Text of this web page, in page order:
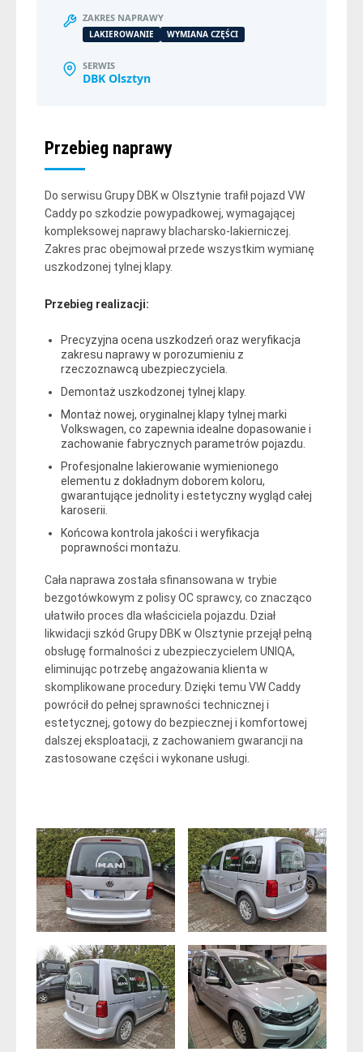
ZAKRES NAPRAWY
LAKIEROWANIE WYMIANA CZĘŚCI
SERWIS
DBK Olsztyn
Przebieg naprawy
Do serwisu Grupy DBK w Olsztynie trafił pojazd VW
Caddy po szkodzie powypadkowej, wymagającej
kompleksowej naprawy blacharsko-lakierniczej.
Zakres prac obejmował przede wszystkim wymianę
uszkodzonej tylnej klapy.
Przebieg realizacji:
Precyzyjna ocena uszkodzeń oraz weryfikacja
zakresu naprawy w porozumieniu z
rzeczoznawcą ubezpieczyciela.
Demontaż uszkodzonej tylnej klapy.
Montaż nowej, oryginalnej klapy tylnej marki
Volkswagen, co zapewnia idealne dopasowanie i
zachowanie fabrycznych parametrów pojazdu.
Profesjonalne lakierowanie wymienionego
elementu z dokładnym doborem koloru,
gwarantujące jednolity i estetyczny wygląd całej
karoserii.
Końcowa kontrola jakości i weryfikacja
poprawności montażu.
Cała naprawa została sfinansowana w trybie
bezgotówkowym z polisy OC sprawcy, co znacząco
ułatwiło proces dla właściciela pojazdu. Dział
likwidacji szkód Grupy DBK w Olsztynie przejął pełną
obsługę formalności z ubezpieczycielem UNIQA,
eliminując potrzebę angażowania klienta w
skomplikowane procedury. Dzięki temu VW Caddy
powrócił do pełnej sprawności technicznej i
estetycznej, gotowy do bezpiecznej i komfortowej
dalszej eksploatacji, z zachowaniem gwarancji na
zastosowane części i wykonane usługi.